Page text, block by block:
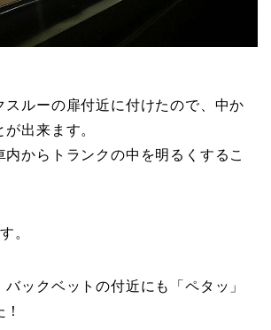
スルーの扉付近に付けたので、中か
出来ます。
内からトランクの中を明るくするこ
。
ックベットの付近にも「ペタッ」